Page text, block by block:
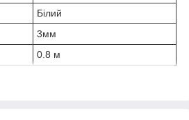
Білий
3мм
0.8 м